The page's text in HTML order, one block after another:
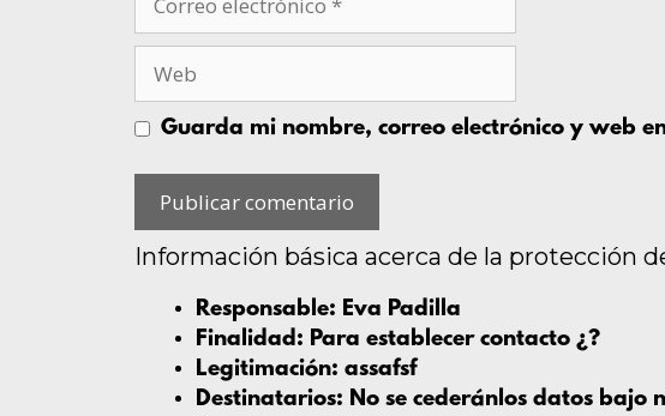
Guarda mi nombre, correo electrónico y web
Información básica acerca de la protección
Responsable: Eva Padilla
Finalidad: Para establecer contacto ¿?
Legitimación: assafsf
Destinatarios: No se cederánlos datos bajo